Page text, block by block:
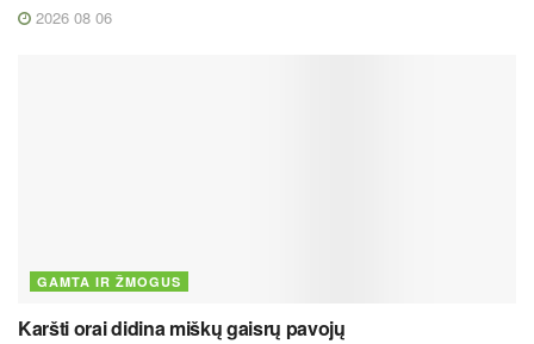
2026 08 06
GAMTA IR ŽMOGUS
Karšti orai didina miškų gaisrų pavojų